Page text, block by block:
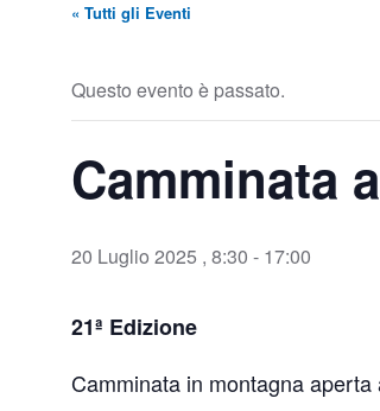
« Tutti gli Eventi
Questo evento è passato.
Camminata
20 Luglio 2025 , 8:30 - 17:00
21ª Edizione
Camminata in montagna aperta